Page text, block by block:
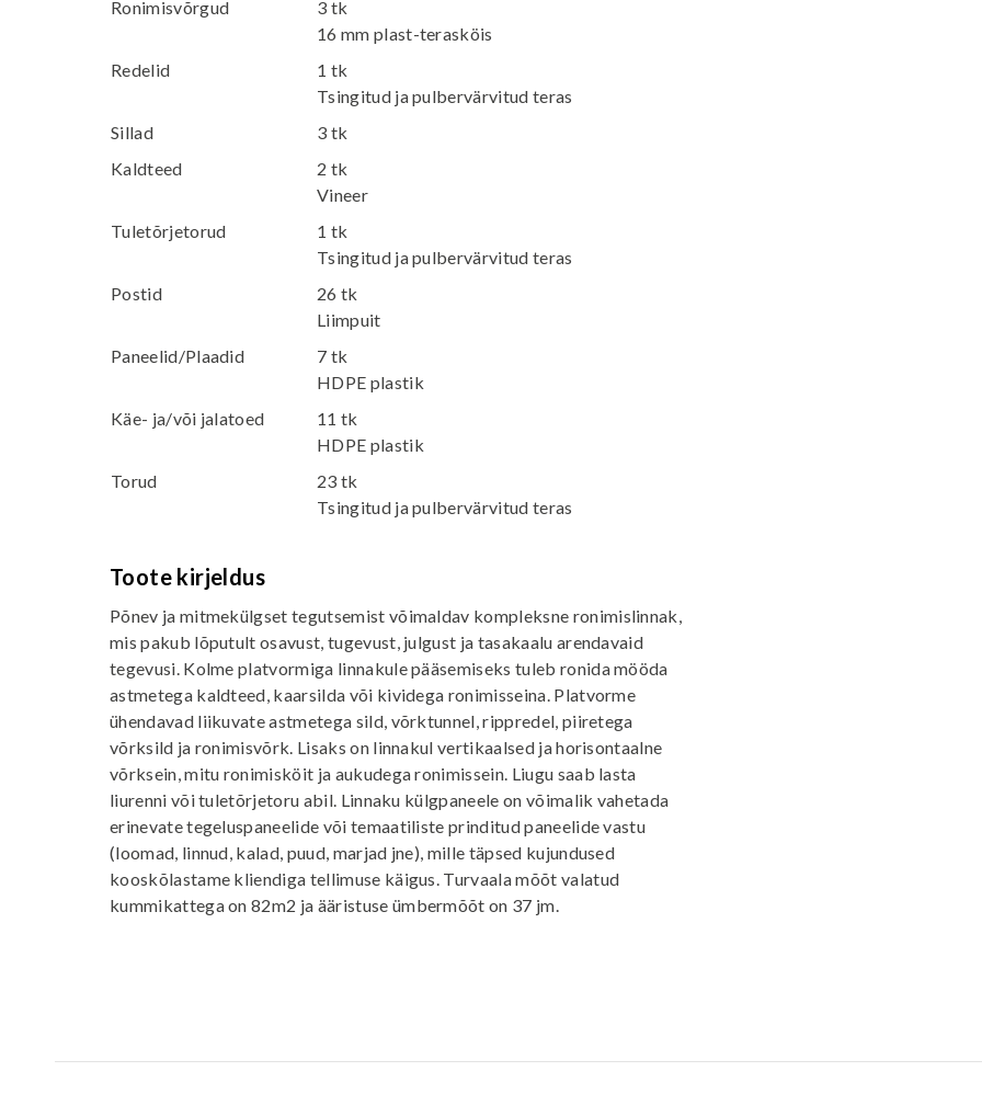
Ronimisvõrgud
3 tk
16 mm plast-terasköis
Redelid
1 tk
Tsingitud ja pulbervärvitud teras
Sillad
3 tk
Kaldteed
2 tk
Vineer
Tuletõrjetorud
1 tk
Tsingitud ja pulbervärvitud teras
Postid
26 tk
Liimpuit
Paneelid/Plaadid
7 tk
HDPE plastik
Käe- ja/või jalatoed
11 tk
HDPE plastik
Torud
23 tk
Tsingitud ja pulbervärvitud teras
Toote kirjeldus
Põnev ja mitmekülgset tegutsemist võimaldav kompleksne ronimislinnak,
mis pakub lõputult osavust, tugevust, julgust ja tasakaalu arendavaid
tegevusi. Kolme platvormiga linnakule pääsemiseks tuleb ronida mööda
astmetega kaldteed, kaarsilda või kividega ronimisseina. Platvorme
ühendavad liikuvate astmetega sild, võrktunnel, rippredel, piiretega
võrksild ja ronimisvõrk. Lisaks on linnakul vertikaalsed ja horisontaalne
võrksein, mitu ronimisköit ja aukudega ronimissein. Liugu saab lasta
liurenni või tuletõrjetoru abil. Linnaku külgpaneele on võimalik vahetada
erinevate tegeluspaneelide või temaatiliste prinditud paneelide vastu
(loomad, linnud, kalad, puud, marjad jne), mille täpsed kujundused
kooskõlastame kliendiga tellimuse käigus. Turvaala mõõt valatud
kummikattega on 82m2 ja ääristuse ümbermõõt on 37 jm.